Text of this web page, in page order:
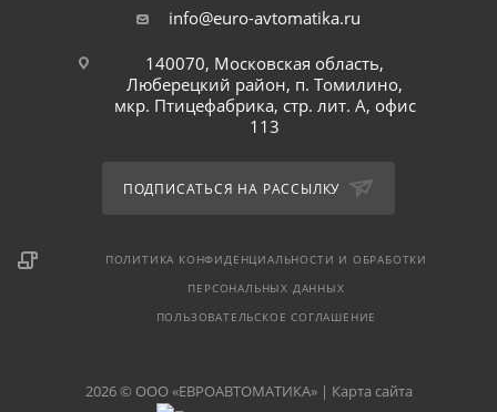
info@euro-avtomatika.ru
140070, Московская область,
Люберецкий район, п. Томилино,
мкр. Птицефабрика, стр. лит. А, офис
113
ПОДПИСАТЬСЯ НА РАССЫЛКУ
ПОЛИТИКА КОНФИДЕНЦИАЛЬНОСТИ И ОБРАБОТКИ
ПЕРСОНАЛЬНЫХ ДАННЫХ
ПОЛЬЗОВАТЕЛЬСКОЕ СОГЛАШЕНИЕ
2026 © ООО «ЕВРОАВТОМАТИКА» | Карта сайта